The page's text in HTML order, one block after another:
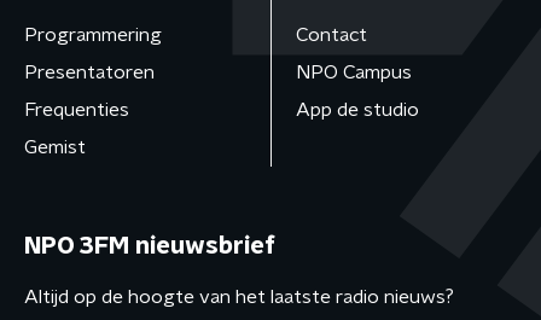
Programmering
Presentatoren
Frequenties
Gemist
Contact
NPO Campus
App de studio
NPO 3FM nieuwsbrief
Altijd op de hoogte van het laatste radio nieuws?